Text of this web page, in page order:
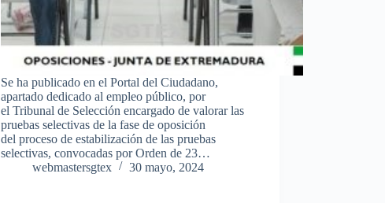
Se ha publicado en el Portal del Ciudadano,
apartado dedicado al empleo público, por
el Tribunal de Selección encargado de valorar las
pruebas selectivas de la fase de oposición
del proceso de estabilización de las pruebas
selectivas, convocadas por Orden de 23…
webmastersgtex
30 mayo, 2024